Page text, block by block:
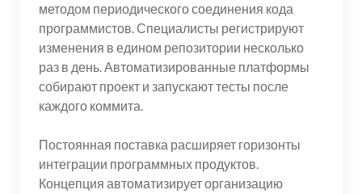
методом периодического соединения кода
программистов. Специалисты регистрируют
изменения в едином репозитории несколько
раз в день. Автоматизированные платформы
собирают проект и запускают тесты после
каждого коммита.
Постоянная поставка расширяет горизонты
интеграции программных продуктов.
Концепция автоматизирует организацию